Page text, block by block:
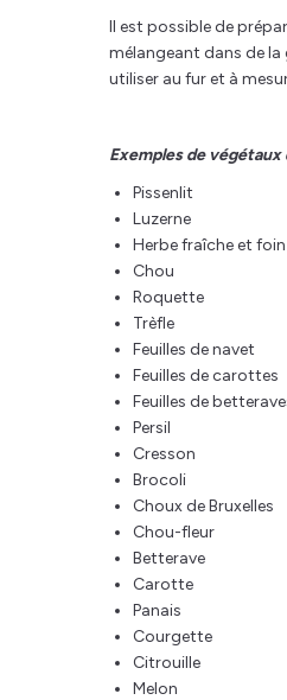
Il est possible de
mélangeant dans de
utiliser au fur et à
Exemples de
Pissenlit
Luzerne
Herbe fraîche et foin
Chou
Roquette
Trèfle
Feuilles de navet
Feuilles de carottes
Feuilles de
Persil
Cresson
Brocoli
Choux de Bruxelles
Chou-fleur
Betterave
Carotte
Panais
Courgette
Citrouille
Melon